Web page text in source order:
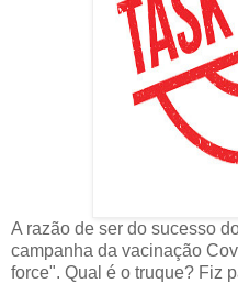
A razão de ser do sucesso
campanha da vacinação
force". Qual é o truque? Fiz